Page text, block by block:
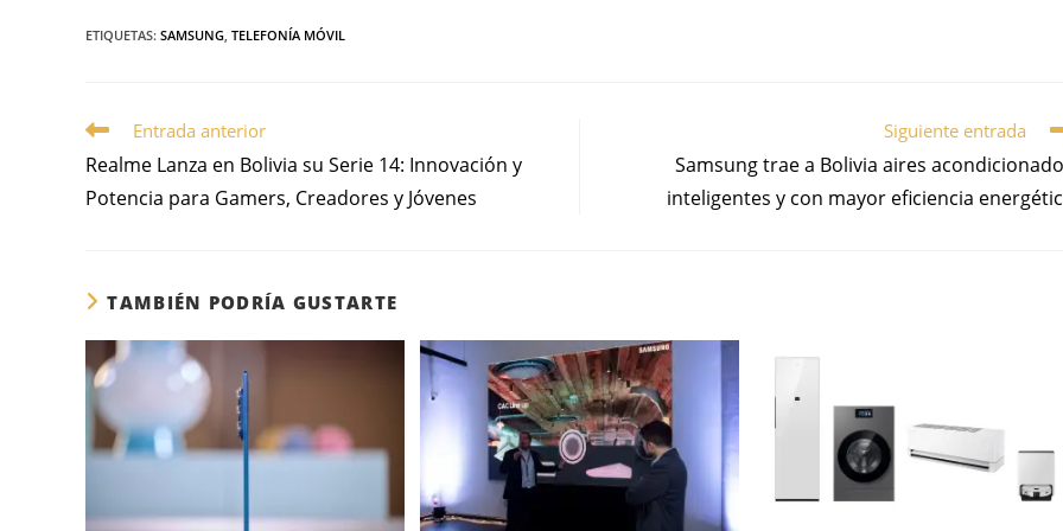
ETIQUETAS: SAMSUNG TELEFONÍA MÓVIL
Entrada anterior
Realme Lanza en Bolivia su Serie 14: Innovación y
Potencia para Gamers, Creadores y Jóvenes
Siguiente entrada
Samsung trae a Bolivia aires
inteligentes y con mayor eficiencia
TAMBIÉN PODRÍA GUSTARTE